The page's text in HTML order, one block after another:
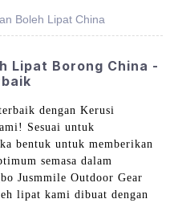
Boleh Lipat China
Lipat Borong China -
dengan Kerusi
Sesuai untuk
bentuk untuk memberikan
semasa dalam
Jusmmile Outdoor Gear
lipat kami dibuat dengan